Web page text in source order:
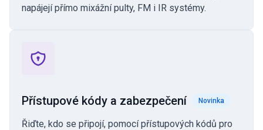
napájejí přímo mixážní pulty, FM i IR systémy.
Přístupové kódy a zabezpečení Novinka
Řiďte, kdo se připojí, pomocí přístupových kódů pro